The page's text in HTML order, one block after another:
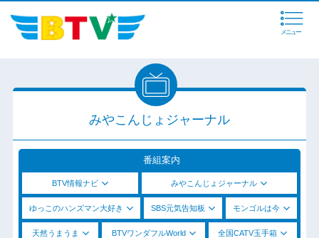
メニュー
みやこんじょジャーナル
番組案内
BTV情報ナビ みやこんじょジャーナル
ゆっこのハンズマン大好き SBS元気告知板 モンゴルは今
天然うまうま BTVワンダフルWorld 全国CATV玉手箱